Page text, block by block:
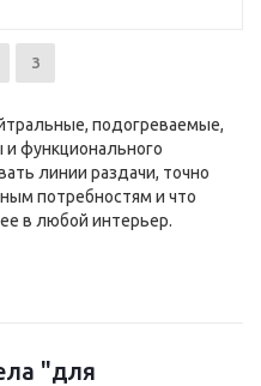
3
подогреваемые,
функционального
линии раздачи, точно
потребностям и что
в любой интерьер.
"для